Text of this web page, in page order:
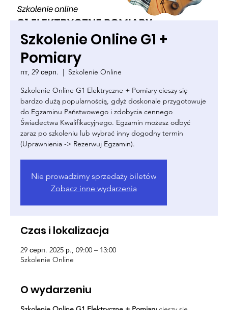
Szkolenie Online G1 +
Pomiary
пт, 29 серп.
  |
Szkolenie Online
Szkolenie Online G1 Elektryczne + Pomiary cieszy się
bardzo dużą popularnością, gdyż doskonale przygotowuje
do Egzaminu Państwowego i zdobycia cennego
Świadectwa Kwalifikacyjnego. Egzamin możesz odbyć
zaraz po szkoleniu lub wybrać inny dogodny termin
(Uprawnienia -> Rezerwuj Egzamin).
Nie prowadzimy sprzedaży biletów
Zobacz inne wydarzenia
Czas i lokalizacja
29 серп. 2025 р., 09:00 – 13:00
Szkolenie Online
O wydarzeniu